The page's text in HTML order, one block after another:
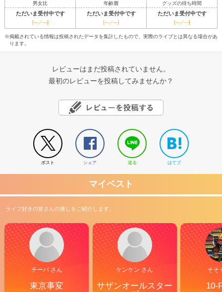
男女比 年齢層 グッズの待ち時間
ただいま受付中です ただいま受付中です ただいま受付中です
[---／---] [---／---] [---／---]
※掲載されている情報は投稿されたデータを集計したもので、実際のライブとは異なる場合があ
ります。
レビューはまだ投稿されていません。
最初のレビューを投稿してみませんか？
ポスト シェア 送る はてブ
マイベスト
ライブ好きの皆さんの推しをご紹介します。
チーバ さん
東京事変
ケンケン さん
サザンオールスター
そそ
10-